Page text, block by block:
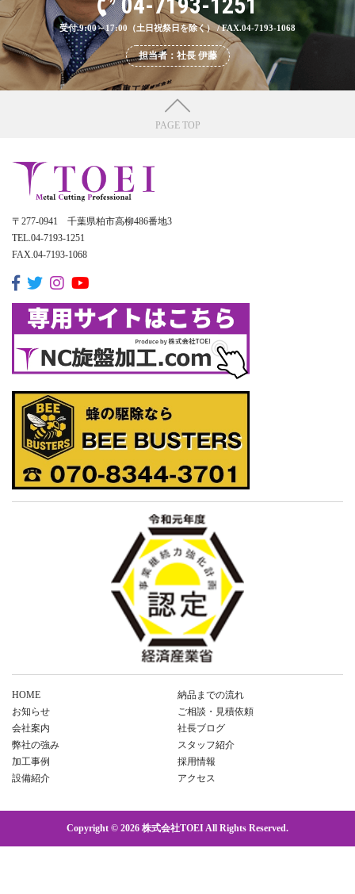
受付.9:00～17:00（土日祝祭日を除く） / FAX.04-7193-1068
担当者：社長 伊藤
PAGE TOP
〒277-0941 千葉県柏市高柳486番地3
TEL.04-7193-1251
FAX.04-7193-1068
HOME
お知らせ
会社案内
弊社の強み
加工事例
設備紹介
納品までの流れ
ご相談・見積依頼
社長ブログ
スタッフ紹介
採用情報
アクセス
Copyright © 2026 株式会社TOEI All Rights Reserved.